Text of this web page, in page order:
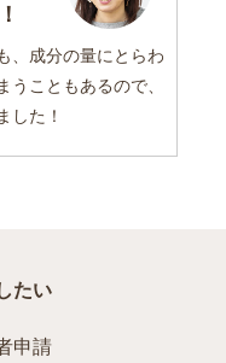
、成分の量にとらわ
こともあるので、
した！
たい
申請